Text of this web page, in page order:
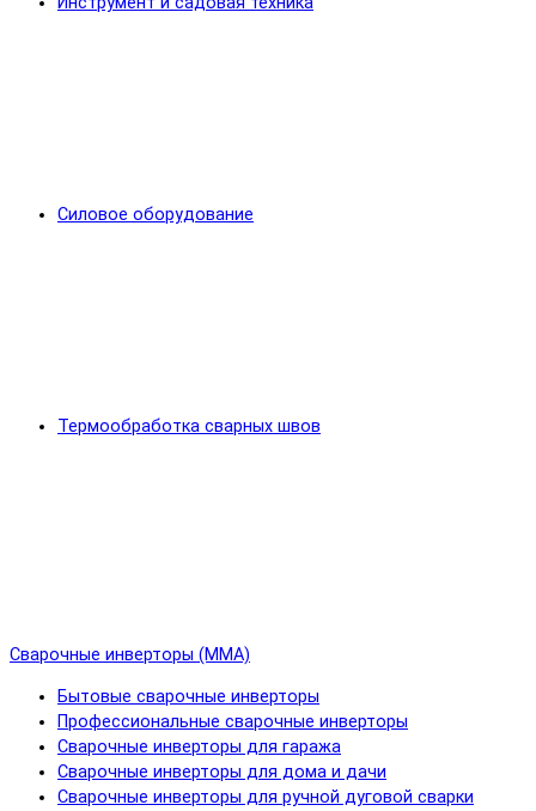
Силовое оборудование
Термообработка сварных швов
Сварочные инверторы (MMA)
Бытовые сварочные инверторы
Профессиональные сварочные инверторы
Сварочные инверторы для гаража
Сварочные инверторы для дома и дачи
Сварочные инверторы для ручной дуговой сварки